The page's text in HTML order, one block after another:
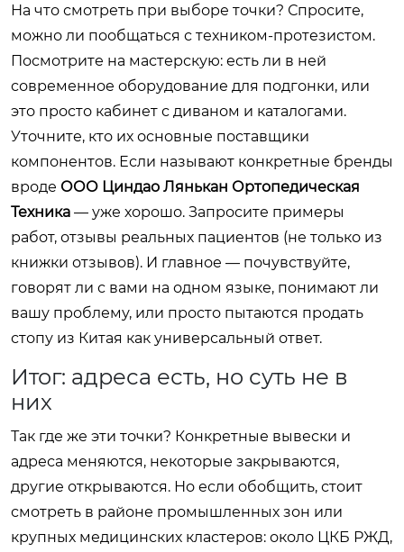
На что смотреть при выборе точки? Спросите,
можно ли пообщаться с техником-протезистом.
Посмотрите на мастерскую: есть ли в ней
современное оборудование для подгонки, или
это просто кабинет с диваном и каталогами.
Уточните, кто их основные поставщики
компонентов. Если называют конкретные бренды
вроде ООО Циндао Лянькан Ортопедическая
Техника — уже хорошо. Запросите примеры
работ, отзывы реальных пациентов (не только из
книжки отзывов). И главное — почувствуйте,
говорят ли с вами на одном языке, понимают ли
вашу проблему, или просто пытаются продать
стопу из Китая как универсальный ответ.
Итог: адреса есть, но суть не в
них
Так где же эти точки? Конкретные вывески и
адреса меняются, некоторые закрываются,
другие открываются. Но если обобщить, стоит
смотреть в районе промышленных зон или
крупных медицинских кластеров: около ЦКБ РЖД,